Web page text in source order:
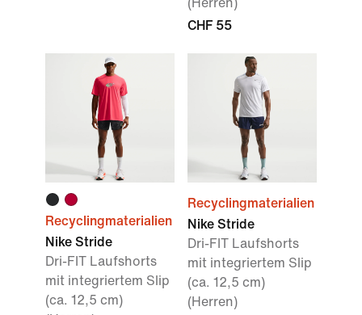
(Herren)
CHF 55
Recyclingmaterialien
Nike Stride
Dri-FIT Laufshorts
mit integriertem Slip
(ca. 12,5 cm)
Recyclingmaterialien
Nike Stride
Dri-FIT Laufshorts
mit integriertem Slip
(ca. 12,5 cm)
(Herren)